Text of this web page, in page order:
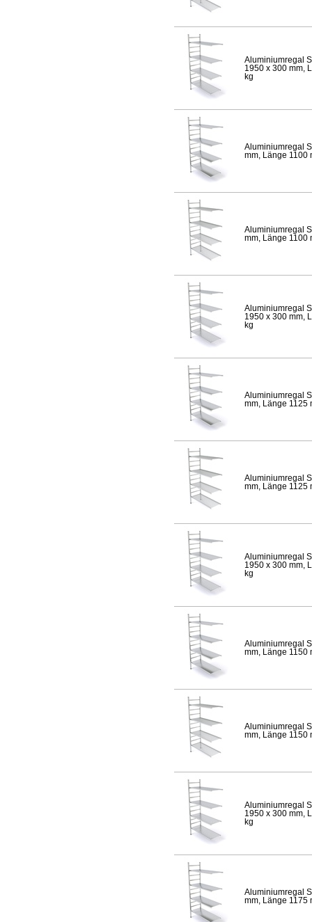
Aluminiumregal
1950 x 300 mm,
kg
Aluminiumregal
mm, Länge 1100
Aluminiumregal
mm, Länge 1100
Aluminiumregal
1950 x 300 mm,
kg
Aluminiumregal
mm, Länge 1125
Aluminiumregal
mm, Länge 1125
Aluminiumregal
1950 x 300 mm,
kg
Aluminiumregal
mm, Länge 1150
Aluminiumregal
mm, Länge 1150
Aluminiumregal
1950 x 300 mm,
kg
Aluminiumregal
mm, Länge 1175